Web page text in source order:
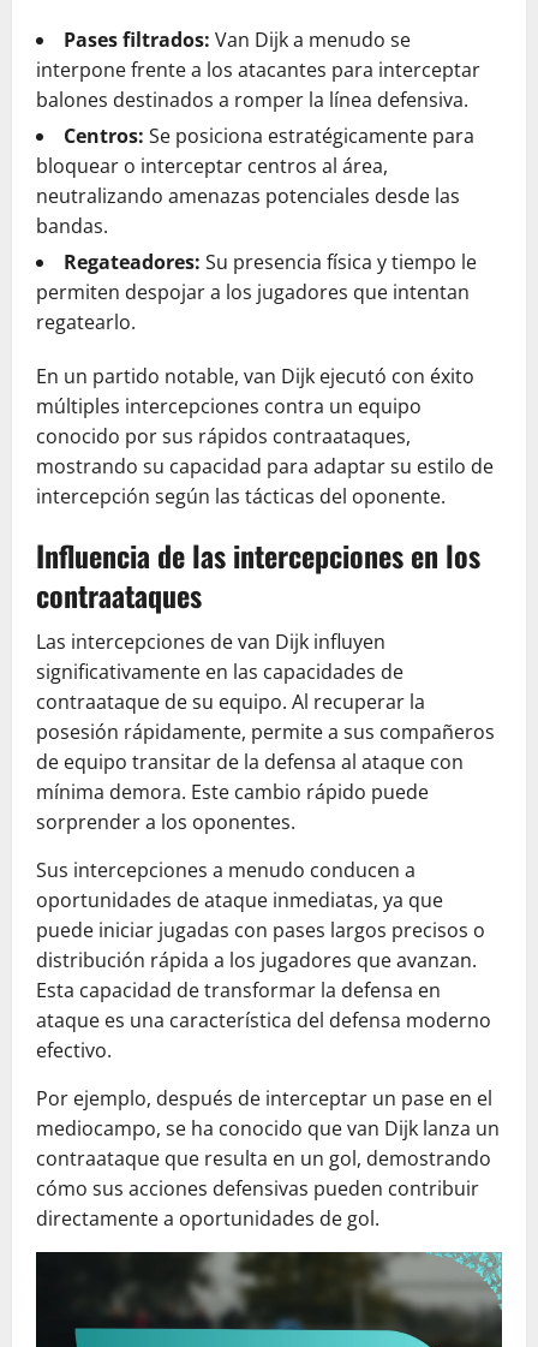
Pases filtrados: Van Dijk a menudo se
interpone frente a los atacantes para interceptar
balones destinados a romper la línea defensiva.
Centros: Se posiciona estratégicamente para
bloquear o interceptar centros al área,
neutralizando amenazas potenciales desde las
bandas.
Regateadores: Su presencia física y tiempo le
permiten despojar a los jugadores que intentan
regatearlo.
En un partido notable, van Dijk ejecutó con éxito
múltiples intercepciones contra un equipo
conocido por sus rápidos contraataques,
mostrando su capacidad para adaptar su estilo de
intercepción según las tácticas del oponente.
Influencia de las intercepciones en los
contraataques
Las intercepciones de van Dijk influyen
significativamente en las capacidades de
contraataque de su equipo. Al recuperar la
posesión rápidamente, permite a sus compañeros
de equipo transitar de la defensa al ataque con
mínima demora. Este cambio rápido puede
sorprender a los oponentes.
Sus intercepciones a menudo conducen a
oportunidades de ataque inmediatas, ya que
puede iniciar jugadas con pases largos precisos o
distribución rápida a los jugadores que avanzan.
Esta capacidad de transformar la defensa en
ataque es una característica del defensa moderno
efectivo.
Por ejemplo, después de interceptar un pase en el
mediocampo, se ha conocido que van Dijk lanza un
contraataque que resulta en un gol, demostrando
cómo sus acciones defensivas pueden contribuir
directamente a oportunidades de gol.